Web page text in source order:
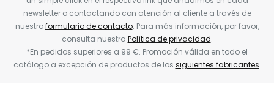
newsletter o contactando con atención al cliente a través de
nuestroformulario de contacto. Para más información, por favor,
consulta nuestra Política de privacidad.
*En pedidos superiores a 99 €. Promoción válida en todo el
catálogo a excepción de productos de los siguientes fabricantes.